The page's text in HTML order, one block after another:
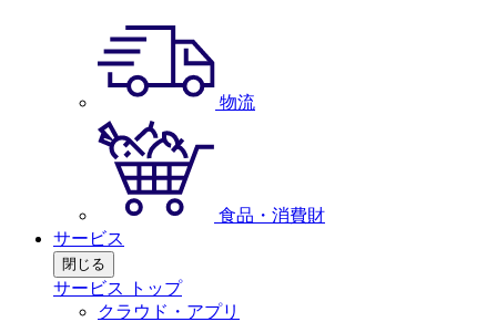
物流
食品・消費財
サービス
閉じる
サービス トップ
クラウド・アプリ